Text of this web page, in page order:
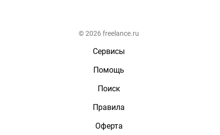
© 2026 freelance.ru
Сервисы
Помощь
Поиск
Правила
Оферта